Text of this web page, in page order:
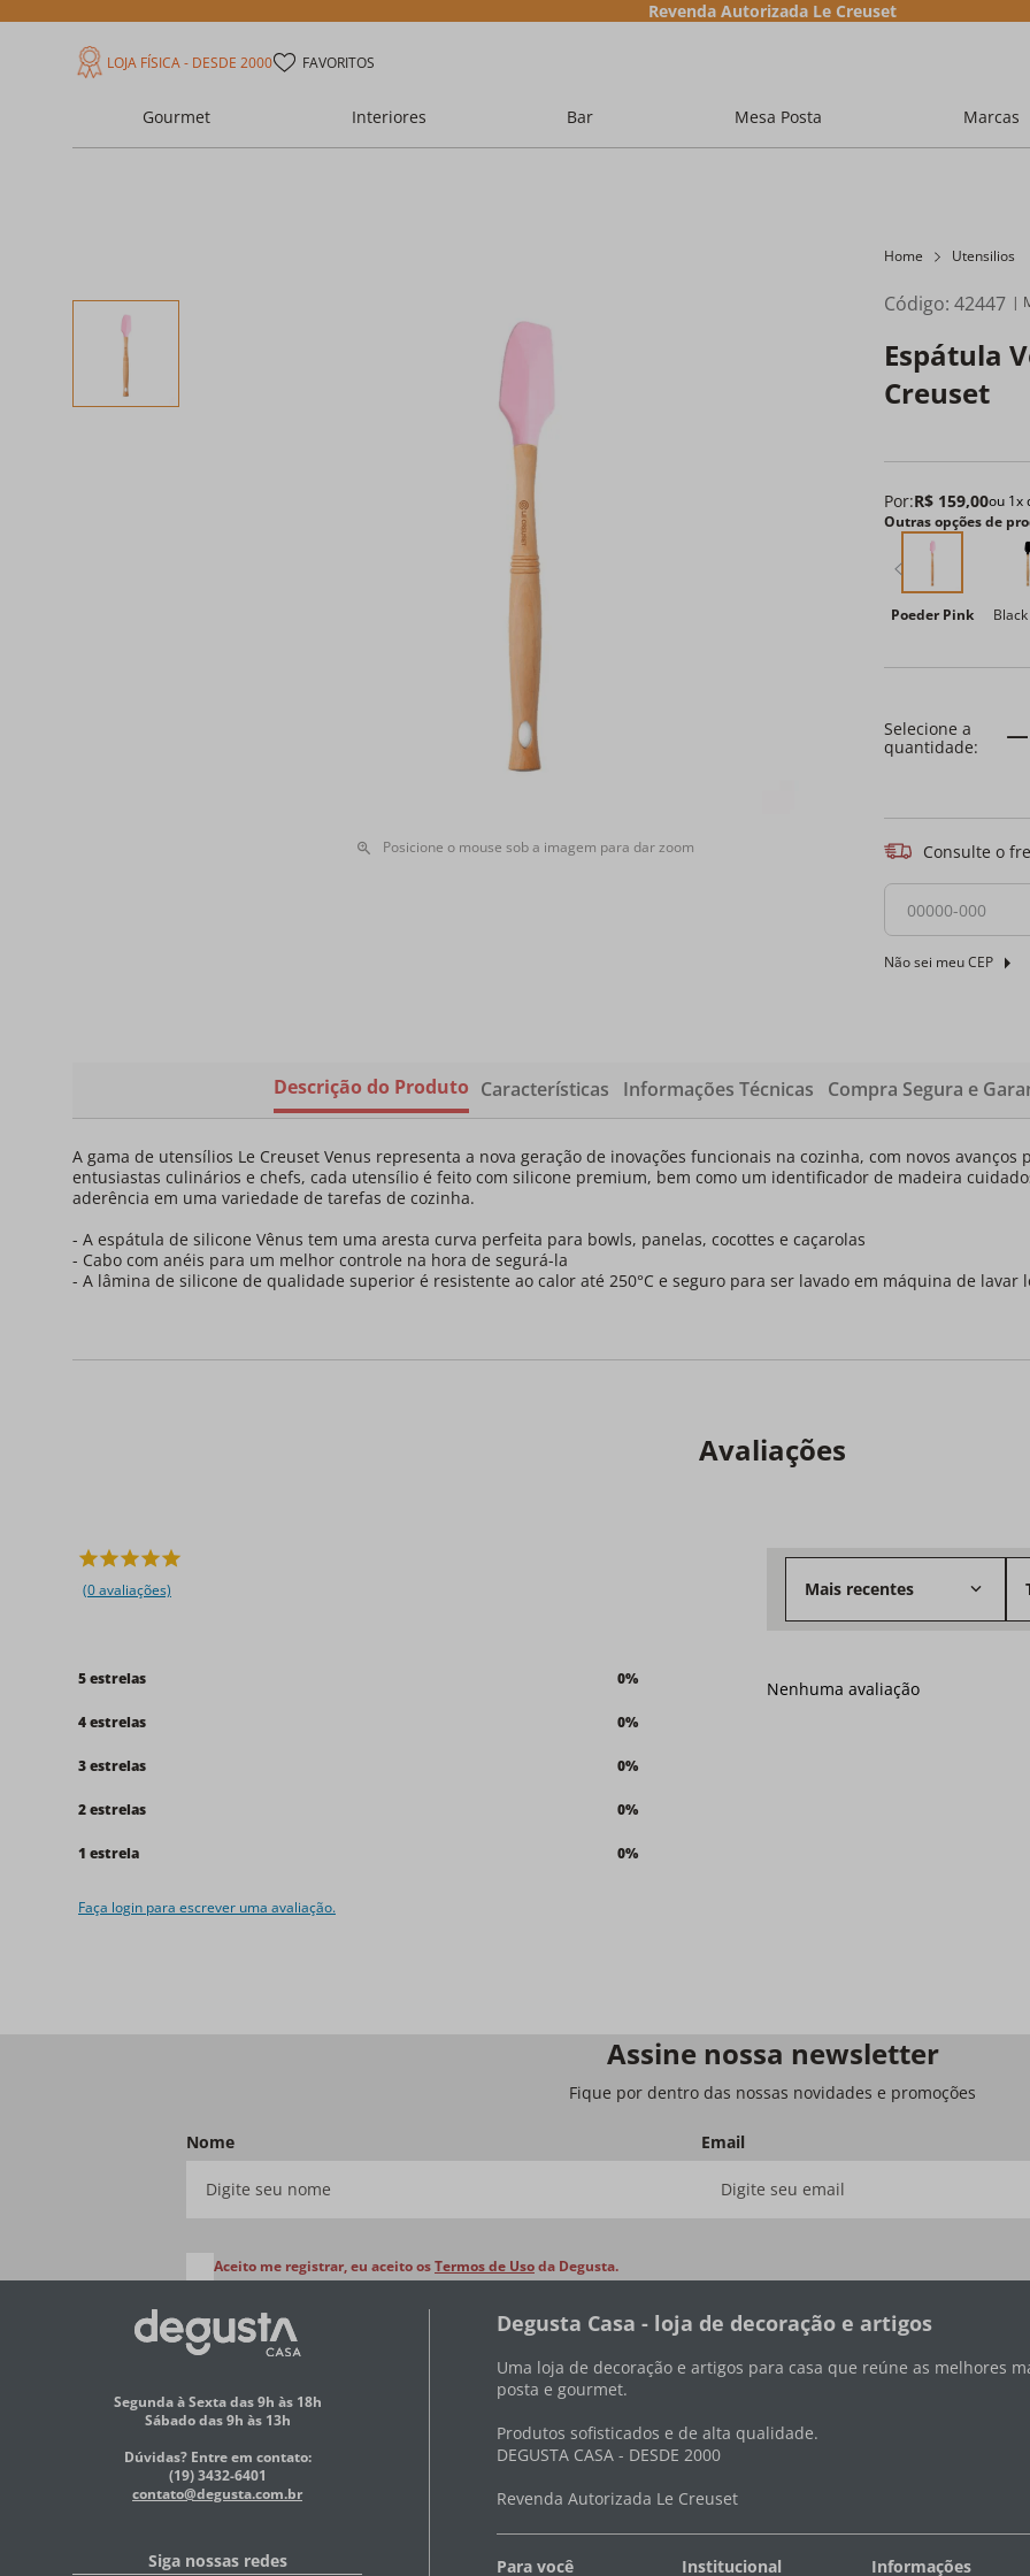
Revenda Autorizada Le Creuset
LOJA FÍSICA - DESDE 2000 FAVORITOS
Gourmet Interiores Bar Mesa Posta Marcas
Posicione o mouse sob a imagem para dar zoom
Home Utensilios
Código:42447
Espátula
Creuset
Por:R$ 159,00ou 1x
Outras opções de
Poeder Pink
Consulte o
Não sei meu CEP
Descrição do Produto Características Informações Técnicas Compra Segura e
A gama de utensílios Le Creuset Venus representa a nova geração de inovações funcionais na cozinha, com novos
entusiastas culinários e chefs, cada utensílio é feito com silicone premium, bem como um identificador de madeira
aderência em uma variedade de tarefas de cozinha.
- A espátula de silicone Vênus tem uma aresta curva perfeita para bowls, panelas, cocottes e caçarolas
- Cabo com anéis para um melhor controle na hora de segurá-la
- A lâmina de silicone de qualidade superior é resistente ao calor até 250°C e seguro para ser lavado em máquina de lavar
Avaliações
(0 avaliações)
5 estrelas 0%
4 estrelas 0%
3 estrelas 0%
2 estrelas 0%
1 estrela 0%
Faça login para escrever uma avaliação.
Mais recentes
Nenhuma avaliação
Assine nossa newsletter
Fique por dentro das nossas novidades e promoções
Nome Email
Aceito me registrar, eu aceito osTermos de Usoda Degusta.
Segunda à Sexta das 9h às 18h
Sábado das 9h às 13h
Dúvidas? Entre em contato:
(19) 3432-6401
contato@degusta.com.br
Siga nossas redes
Degusta Casa - loja de decoração e artigos
Uma loja de decoração e artigos para casa que reúne as melhores
posta e gourmet.
Produtos sofisticados e de alta qualidade.
DEGUSTA CASA - DESDE 2000
Revenda Autorizada Le Creuset
Para você Institucional Informações